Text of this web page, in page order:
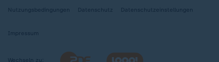
Nutzungsbedingungen Datenschutz Datenschutzeinstellungen
Impressum
Wechseln zu: